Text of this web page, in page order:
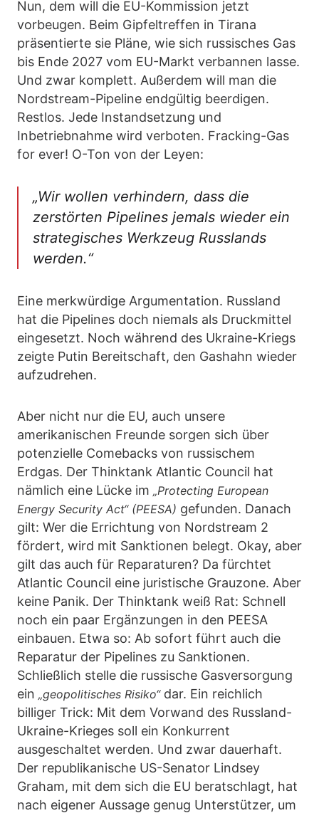
Nun, dem will die EU-Kommission jetzt
vorbeugen. Beim Gipfeltreffen in Tirana
präsentierte sie Pläne, wie sich russisches Gas
bis Ende 2027 vom EU-Markt verbannen lasse.
Und zwar komplett. Außerdem will man die
Nordstream-Pipeline endgültig beerdigen.
Restlos. Jede Instandsetzung und
Inbetriebnahme wird verboten. Fracking-Gas
for ever! O-Ton von der Leyen:
„Wir wollen verhindern, dass die
zerstörten Pipelines jemals wieder ein
strategisches Werkzeug Russlands
werden.“
Eine merkwürdige Argumentation. Russland
hat die Pipelines doch niemals als Druckmittel
eingesetzt. Noch während des Ukraine-Kriegs
zeigte Putin Bereitschaft, den Gashahn wieder
aufzudrehen.
Aber nicht nur die EU, auch unsere
amerikanischen Freunde sorgen sich über
potenzielle Comebacks von russischem
Erdgas. Der Thinktank Atlantic Council hat
nämlich eine Lücke im „Protecting European
Energy Security Act“ (PEESA) gefunden. Danach
gilt: Wer die Errichtung von Nordstream 2
fördert, wird mit Sanktionen belegt. Okay, aber
gilt das auch für Reparaturen? Da fürchtet
Atlantic Council eine juristische Grauzone. Aber
keine Panik. Der Thinktank weiß Rat: Schnell
noch ein paar Ergänzungen in den PEESA
einbauen. Etwa so: Ab sofort führt auch die
Reparatur der Pipelines zu Sanktionen.
Schließlich stelle die russische Gasversorgung
ein „geopolitisches Risiko“dar. Ein reichlich
billiger Trick: Mit dem Vorwand des Russland-
Ukraine-Krieges soll ein Konkurrent
ausgeschaltet werden. Und zwar dauerhaft.
Der republikanische US-Senator Lindsey
Graham, mit dem sich die EU beratschlagt, hat
nach eigener Aussage genug Unterstützer, um